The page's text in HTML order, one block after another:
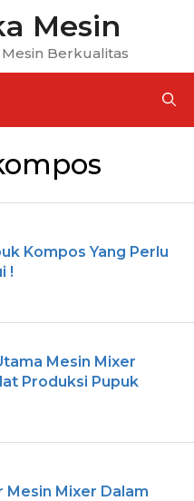
Mesin
Berkualitas
Kompos Yang Perlu
!
Mesin Mixer
Produksi Pupuk
Mesin Mixer Dalam